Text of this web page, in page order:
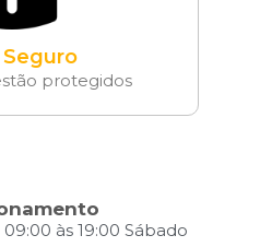
Seguro
protegidos
às 19:00 Sábado